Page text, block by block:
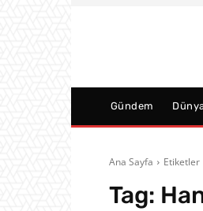
Gündem
Ana Sayfa Etiketler
Tag: